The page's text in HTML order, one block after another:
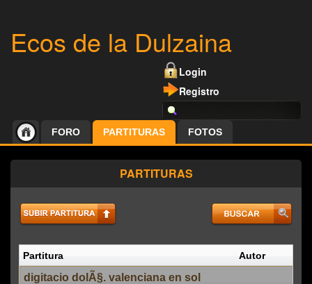
Ecos de la Dulzaina
Login
Registro
FORO PARTITURAS FOTOS
PARTITURAS
Partitura Autor
digitacio dolÃ§. valenciana en sol